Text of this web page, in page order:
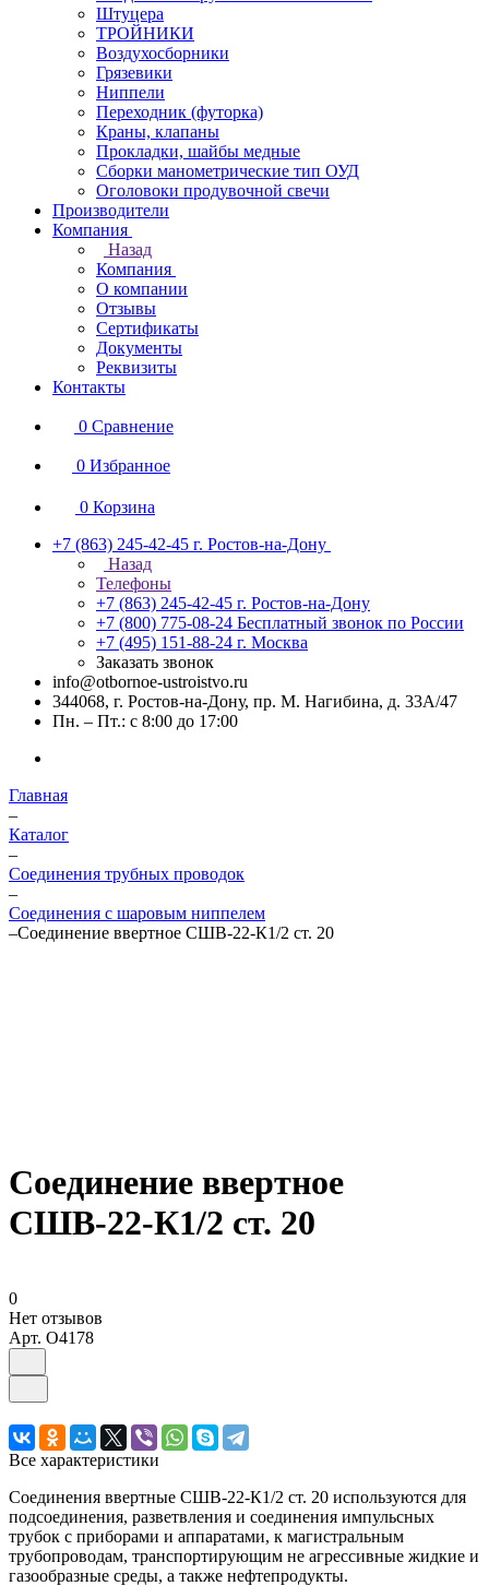
Штуцера
ТРОЙНИКИ
Воздухосборники
Грязевики
Ниппели
Переходник (футорка)
Краны, клапаны
Прокладки, шайбы медные
Сборки манометрические тип ОУД
Оголовоки продувочной свечи
Производители
Компания
Назад
Компания
О компании
Отзывы
Сертификаты
Документы
Реквизиты
Контакты
0 Сравнение
0 Избранное
0 Корзина
+7 (863) 245-42-45 г. Ростов-на-Дону
Назад
Телефоны
+7 (863) 245-42-45 г. Ростов-на-Дону
+7 (800) 775-08-24 Бесплатный звонок по России
+7 (495) 151-88-24 г. Москва
Заказать звонок
info@otbornoe-ustroistvo.ru
344068, г. Ростов-на-Дону, пр. М. Нагибина, д. 33А/47
Пн. – Пт.: с 8:00 до 17:00
Главная
–
Каталог
–
Соединения трубных проводок
–
Соединения с шаровым ниппелем
–Соединение ввертное СШВ-22-К1/2 ст. 20
Соединение ввертное
СШВ-22-К1/2 ст. 20
0
Нет отзывов
Арт. O4178
Все характеристики
Соединения ввертные СШВ-22-К1/2 ст. 20 используются для
подсоединения, разветвления и соединения импульсных
трубок с приборами и аппаратами, к магистральным
трубопроводам, транспортирующим не агрессивные жидкие и
газообразные среды, а также нефтепродукты.